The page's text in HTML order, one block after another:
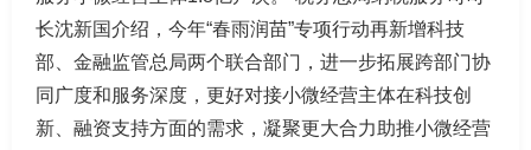
长沈新国介绍，今年“春雨润苗”专项行动再新增科技
部、金融监管总局两个联合部门，进一步拓展跨部门协
同广度和服务深度，更好对接小微经营主体在科技创
新、融资支持方面的需求，凝聚更大合力助推小微经营